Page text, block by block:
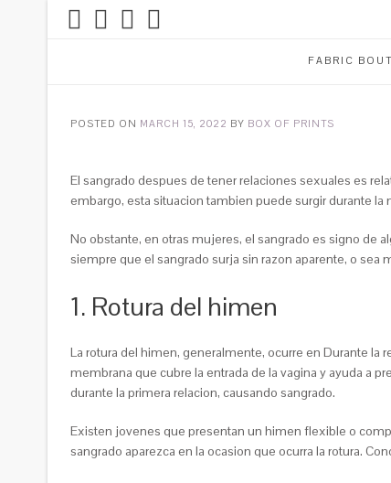
FABRIC
POSTED ON MARCH 15, 2022 BY BOX OF PRINTS
El sangrado despues de tener relaciones sexuales es
embargo, esta situacion tambien puede surgir durante
No obstante, en otras mujeres, el sangrado es signo de
siempre que el sangrado surja sin razon aparente, o sea
1. Rotura del himen
La rotura del himen, generalmente, ocurre en Durante la
membrana que cubre la entrada de la vagina y ayuda a
durante la primera relacion, causando sangrado.
Existen jovenes que presentan un himen flexible o
sangrado aparezca en la ocasion que ocurra la rotura.